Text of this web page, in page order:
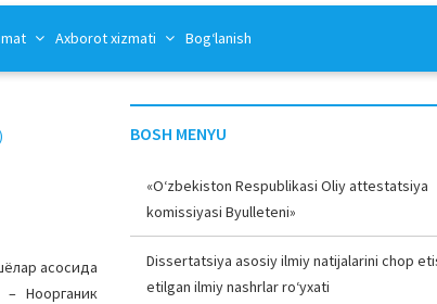
Axborot xizmati Bog‘lanish
асосида
– Ноорганик
BOSH MENYU
«O‘zbekiston Respublikasi Oliy attestatsiya
komissiyasi Byulleteni»
Dissertatsiya asosiy ilmiy natijalarini chop
etilgan ilmiy nashrlar ro‘yxati